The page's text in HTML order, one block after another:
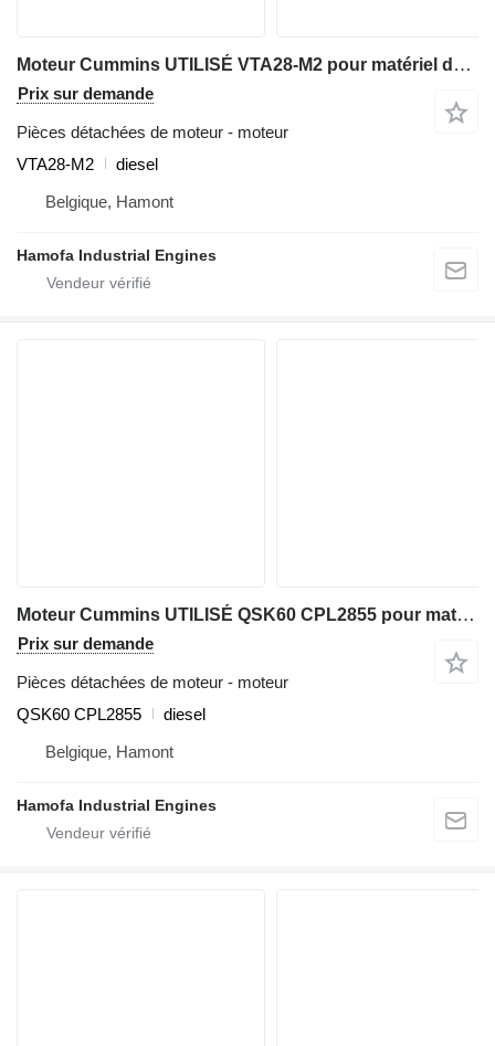
Moteur Cummins UTILISÉ VTA28-M2 pour matériel de TP
Prix sur demande
Pièces détachées de moteur - moteur
VTA28-M2
diesel
Belgique, Hamont
Hamofa Industrial Engines
Moteur Cummins UTILISÉ QSK60 CPL2855 pour matériel de TP
Prix sur demande
Pièces détachées de moteur - moteur
QSK60 CPL2855
diesel
Belgique, Hamont
Hamofa Industrial Engines